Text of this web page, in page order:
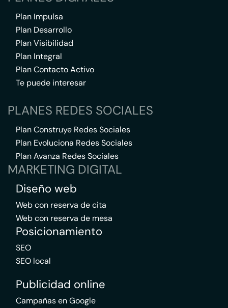
Plan Impulsa
Plan Desarrollo
Plan Visibilidad
Plan Integral
Plan Contacto Activo
Te puede interesar
PLANES REDES SOCIALES
Plan Construye Redes Sociales
Plan Evoluciona Redes Sociales
Plan Avanza Redes Sociales
MARKETING DIGITAL
Diseño web
Web con reserva de cita
Web con reserva de mesa
Posicionamiento
SEO
SEO local
Publicidad online
Campañas en Google